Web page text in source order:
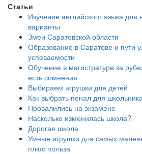
Статьи
Изучение английского языка для
варианты
Змеи Саратовской области
Образование в Саратове и пути
успеваемости
Обучение в магистратуре за
есть сомнения
Выбираем игрушки для детей
Как выбрать пенал для школьника
Провалились на экзамене
Насколько изменилась школа?
Дорогая школа
Умные игрушки для самых
плюс польза